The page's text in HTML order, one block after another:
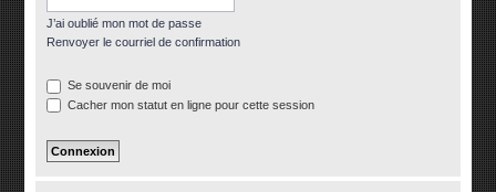
J’ai oublié mon mot de passe
Renvoyer le courriel de confirmation
Se souvenir de moi
Cacher mon statut en ligne pour cette session